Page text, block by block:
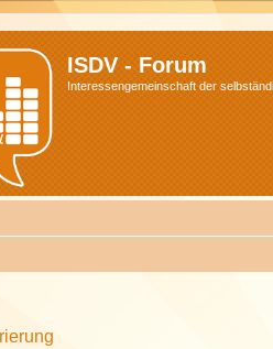
ISDV - Forum
Interessengemeinschaft der